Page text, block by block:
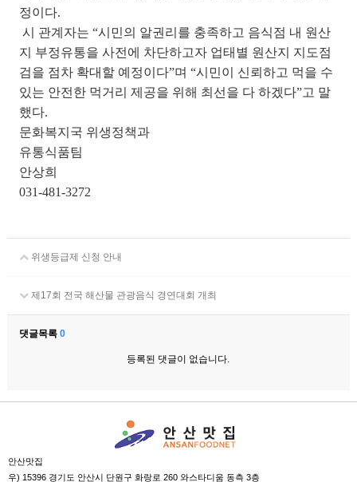
정이다.
시 관계자는 “시민의 알권리를 충족하고 음식점 내 원산
지 부정유통을 사전에 차단하고자 업태별 원산지 지도점
검을 점차 확대할 예정이다”며 “시민이 신뢰하고 먹을 수
있는 안전한 먹거리 제공을 위해 최선을 다 하겠다”고 말
했다.
문화복지국 위생정책과
유통식품팀
안상희
031-481-3272
위생등급제 신청 안내
제17회 전국 해산물 관광음식 경연대회 개최
댓글목록 0
등록된 댓글이 없습니다.
안산맛집
우) 15396 경기도 안산시 단원구 화랑로 260 와스타디움 동측 3층